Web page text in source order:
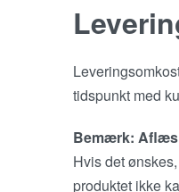
tidspunkt med
Bemærk:
Hvis det
produktet ikke